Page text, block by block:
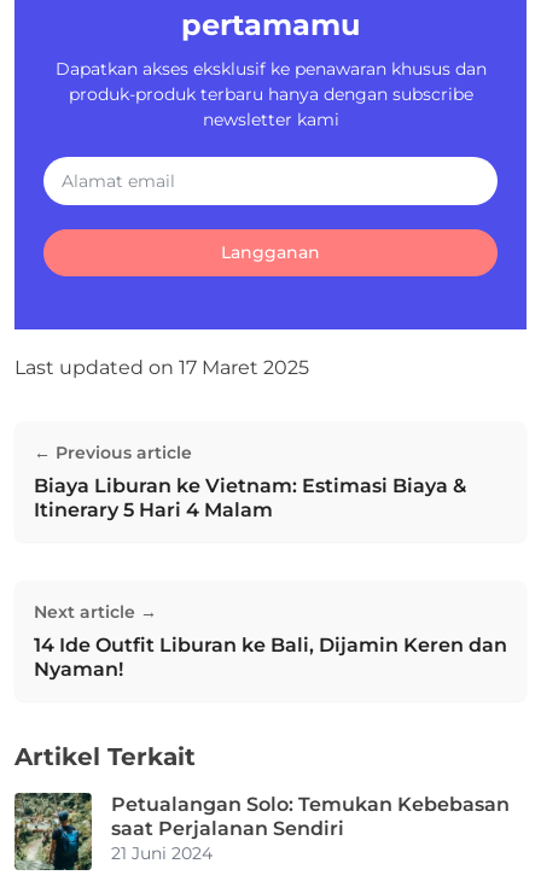
pertamamu
Dapatkan akses eksklusif ke penawaran khusus dan
produk-produk terbaru hanya dengan subscribe
newsletter kami
Langganan
Last updated on 17 Maret 2025
pos← Previous article
Previous post:
Biaya Liburan ke Vietnam: Estimasi Biaya &
Itinerary 5 Hari 4 Malam
Next article →
Next post:
14 Ide Outfit Liburan ke Bali, Dijamin Keren dan
Nyaman!
Artikel Terkait
Petualangan Solo: Temukan Kebebasan
saat Perjalanan Sendiri
21 Juni 2024